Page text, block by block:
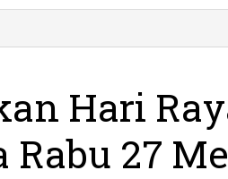
Hari
27